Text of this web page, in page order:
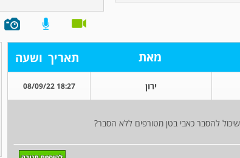
מאת תאריך ושעה
ירון 18:27 08/09/22